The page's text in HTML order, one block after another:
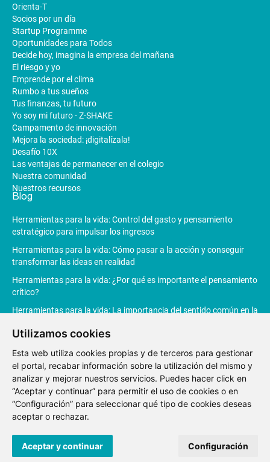
Utilizamos cookies
Esta web utiliza cookies propias y de terceros para gestionar
el portal, recabar información sobre la utilización del mismo y
analizar y mejorar nuestros servicios. Puedes hacer click en
“Aceptar y continuar” para permitir el uso de cookies o en
“Configuración” para seleccionar qué tipo de cookies deseas
aceptar o rechazar.
Aceptar y continuar Configuración
Orienta-T
Socios por un día
Startup Programme
Oportunidades para Todos
Decide hoy, imagina la empresa del mañana
El riesgo y yo
Emprende por el clima
Rumbo a tus sueños
Tus finanzas, tu futuro
Yo soy mi futuro - Z-SHAKE
Campamento de innovación
Mejora la sociedad: ¡digitalízala!
Desafío 10X
Las ventajas de permanecer en el colegio
Nuestra comunidad
Nuestros recursos
Blog
Herramientas para la vida: Control del gasto y pensamiento
estratégico para impulsar los ingresos
Herramientas para la vida: Cómo pasar a la acción y conseguir
transformar las ideas en realidad
Herramientas para la vida: ¿Por qué es importante el pensamiento
crítico?
Herramientas para la vida: La importancia del sentido común en la
Herramientas para la vida: La Inteligencia Artificial revoluciona la
productividad
Aviso
Política de
Política de
Canal de
por Renovatio